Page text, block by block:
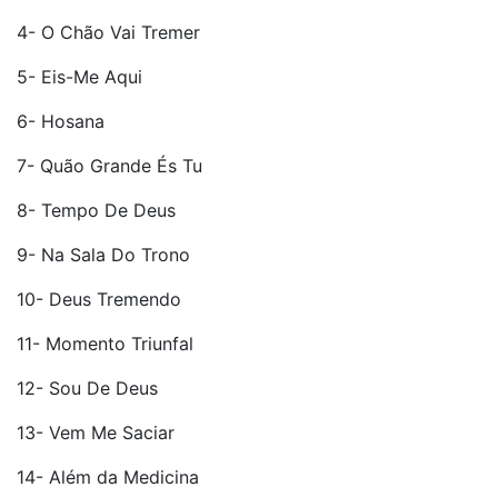
4- O Chão Vai Tremer
5- Eis-Me Aqui
6- Hosana
7- Quão Grande És Tu
8- Tempo De Deus
9- Na Sala Do Trono
10- Deus Tremendo
11- Momento Triunfal
12- Sou De Deus
13- Vem Me Saciar
14- Além da Medicina